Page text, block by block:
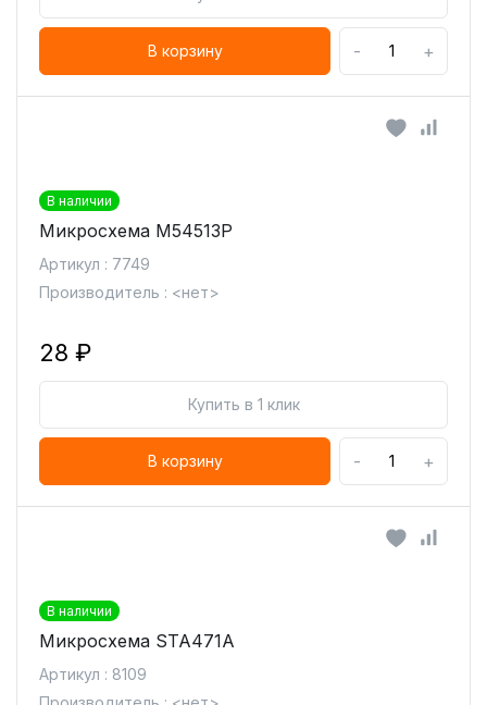
В корзину - +
В наличии
Микросхема M54513P
Артикул : 7749
Производитель : <нет>
28 ₽
Купить в 1 клик
В корзину - +
В наличии
Микросхема STA471A
Артикул : 8109